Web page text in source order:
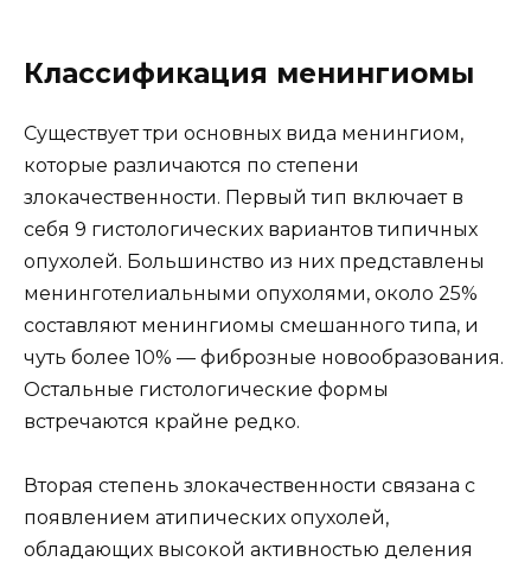
Классификация менингиомы
Существует три основных вида менингиом,
которые различаются по степени
злокачественности. Первый тип включает в
себя 9 гистологических вариантов типичных
опухолей. Большинство из них представлены
менинготелиальными опухолями, около 25%
составляют менингиомы смешанного типа, и
чуть более 10% — фиброзные новообразования.
Остальные гистологические формы
встречаются крайне редко.
Вторая степень злокачественности связана с
появлением атипических опухолей,
обладающих высокой активностью деления